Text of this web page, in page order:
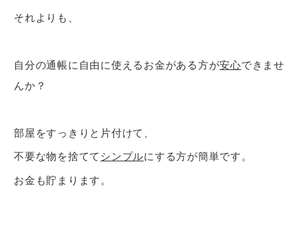
それよりも、
自分の通帳に自由に使えるお金がある方が安心できませ
んか？
部屋をすっきりと片付けて、
不要な物を捨てて シンプルにする方が簡単です。
お金も貯まります。